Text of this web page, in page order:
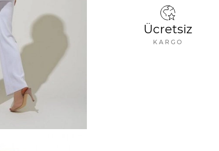
Ücretsiz
KARGO